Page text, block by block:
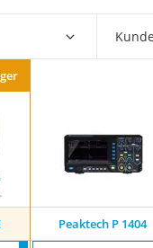
Peaktech P 1404